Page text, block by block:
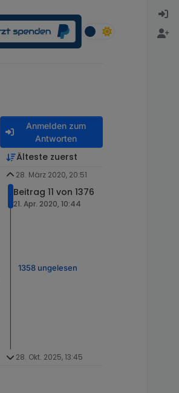
Anmelden zum
Antworten
Älteste zuerst
28. März 2020, 20:51
Beitrag 11 von 1376
21. Apr. 2020, 10:44
1358 ungelesen
28. Okt. 2025, 13:45